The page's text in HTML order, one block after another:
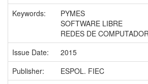
Keywords:
PYMES
SOFTWARE LIBRE
REDES DE
Issue Date:
2015
Publisher:
ESPOL. FIEC